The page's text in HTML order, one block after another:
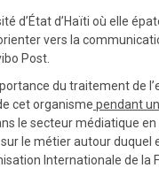
d’État d’Haïti où elle
vers la
Post.
du traitement de
cet organisme pendant
le secteur médiatique
le métier autour duquel
Internationale de la